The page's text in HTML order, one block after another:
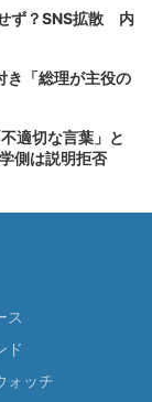
ず？SNS拡散 内
「総理が主役の
適切な言葉」と
側は説明拒否
ス
ド
ォッチ